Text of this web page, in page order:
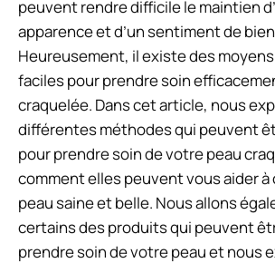
peuvent rendre difficile le maintien
apparence et d’un sentiment de
Heureusement, il existe des
faciles pour prendre soin
craquelée. Dans cet article, nous
différentes méthodes qui peuvent
pour prendre soin de votre peau
comment elles peuvent vous aider
peau saine et belle. Nous allons
certains des produits qui peuvent
prendre soin de votre peau et nous